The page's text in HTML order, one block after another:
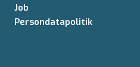
Job
Persondatapolitik